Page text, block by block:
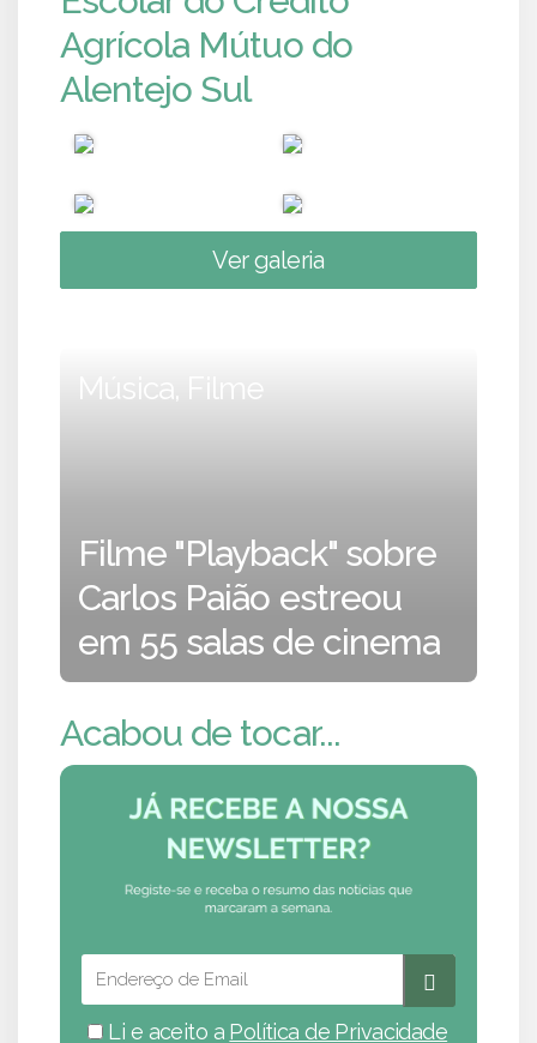
Agrícola Mútuo do
Alentejo Sul
Ver galeria
Música, Filme
Filme "Playback" sobre
Carlos Paião estreou
em 55 salas de cinema
Acabou de tocar...
Li e aceito a Política de Privacidade